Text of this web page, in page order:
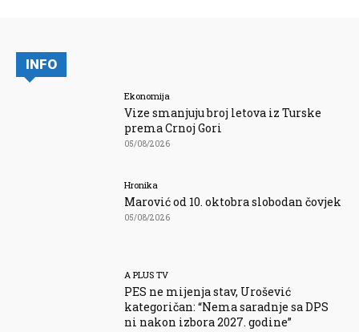
INFO
Ekonomija
Vize smanjuju broj letova iz Turske
prema Crnoj Gori
05/08/2026
Hronika
Marović od 10. oktobra slobodan čovjek
05/08/2026
A PLUS TV
PES ne mijenja stav, Urošević
kategoričan: “Nema saradnje sa DPS
ni nakon izbora 2027. godine”